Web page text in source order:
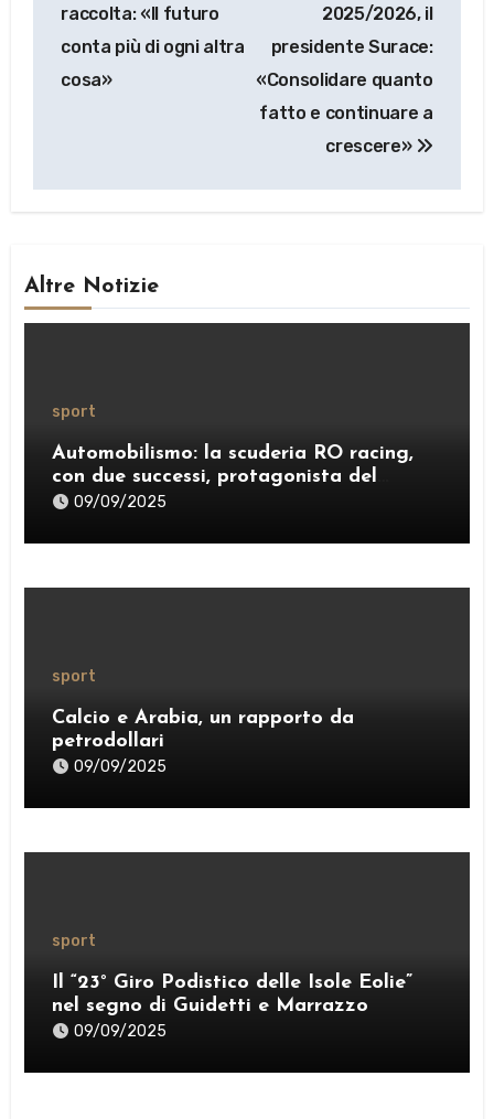
raccolta: «Il futuro
conta più di ogni altra
cosa»
2025/2026, il
presidente Surace:
«Consolidare quanto
fatto e continuare a
crescere»
Altre Notizie
sport
Automobilismo: la scuderia RO racing,
con due successi, protagonista del
weekend
09/09/2025
sport
Calcio e Arabia, un rapporto da
petrodollari
09/09/2025
sport
Il “23° Giro Podistico delle Isole Eolie”
nel segno di Guidetti e Marrazzo
09/09/2025